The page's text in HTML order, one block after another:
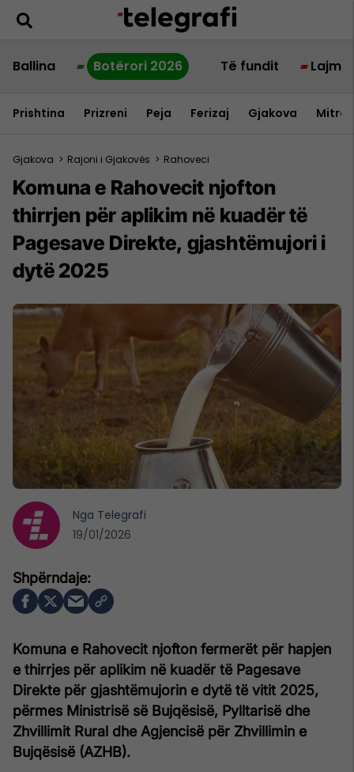
Ballina Botërori 2026 Të fundit Lajme
Prishtina Prizreni Peja Ferizaj Gjakova
Gjakova > Rajoni i Gjakovës > Rahoveci
Komuna e Rahovecit njofton
thirrjen për aplikim në kuadër të
Pagesave Direkte, gjashtëmujori i
dytë 2025
Komuna e Rahovecit njofton fermerët për hapjen
e thirrjes për aplikim në kuadër të Pagesave
Direkte për gjashtëmujorin e dytë të vitit 2025,
përmes Ministrisë së Bujqësisë, Pylltarisë dhe
Zhvillimit Rural dhe Agjencisë për Zhvillimin e
Bujqësisë (AZHB).
Nga Telegrafi
19/01/2026